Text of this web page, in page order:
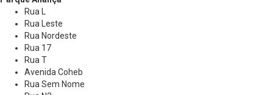
Rua L
Rua Leste
Rua Nordeste
Rua 17
Rua T
Avenida Coheb
Rua Sem Nome